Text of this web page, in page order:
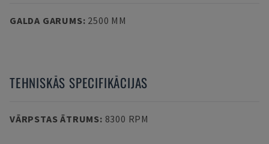
GALDA GARUMS: 2500 MM
TEHNISKĀS SPECIFIKĀCIJAS
VĀRPSTAS ĀTRUMS: 8300 RPM